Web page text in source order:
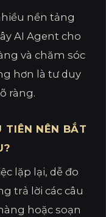
nền tảng
AI Agent cho
và chăm sóc
hơn là tư duy
ràng.
TIÊN NÊN BẮT
lặp lại, dễ đo
trả lời các câu
hoặc soạn